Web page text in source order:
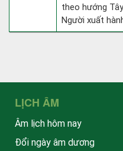
theo hướng
Người xuất
LỊCH ÂM
Âm lịch hôm nay
Đổi ngày âm dương